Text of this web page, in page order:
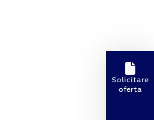
Solicitare
oferta